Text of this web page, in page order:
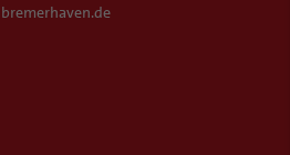
bremerhaven.de